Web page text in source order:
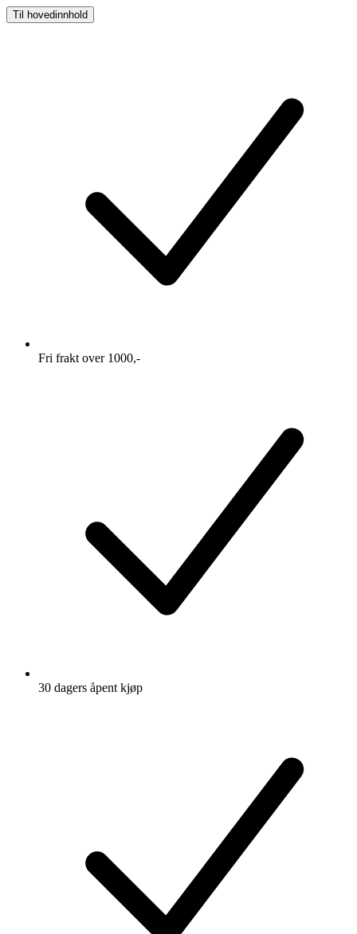
Til hovedinnhold
Fri frakt over 1000,-
30 dagers åpent kjøp